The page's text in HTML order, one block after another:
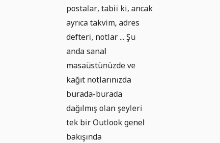
postalar, tabii ki, ancak
ayrıca takvim, adres
defteri, notlar ... Şu
anda sanal
masaüstünüzde ve
kağıt notlarınızda
burada-burada
dağılmış olan şeyleri
tek bir Outlook genel
bakışında